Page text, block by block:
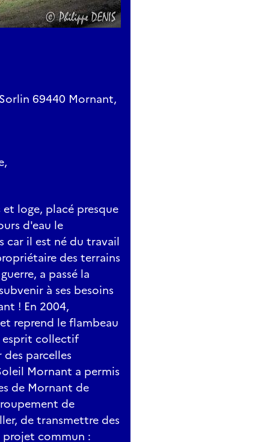
69440 Mornant,
et loge, placé presque
d'eau le
car il est né du travail
des terrains
a passé la
à ses besoins
! En 2004,
reprend le flambeau
esprit collectif
parcelles
Mornant a permis
de Mornant de
de
de transmettre des
projet commun :